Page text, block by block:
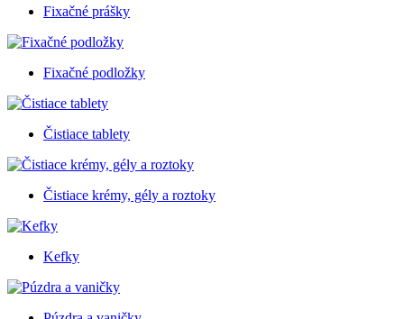
Fixačné prášky
Fixačné podložky
Čistiace tablety
Čistiace krémy, gély a roztoky
Kefky